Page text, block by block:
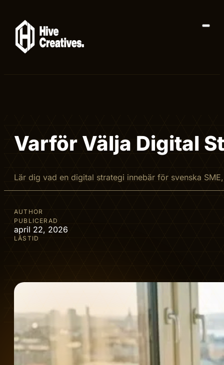
Varför Välja Digital
Lär dig vad en digital strategi innebär för svenska
AUTHOR
PUBLICERAD
april 22, 2026
LÄSTID